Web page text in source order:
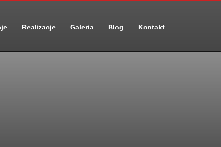
Realizacje Galeria Blog Kontakt